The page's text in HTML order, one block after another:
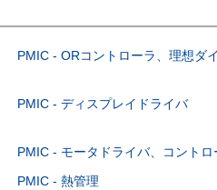
PMIC - ORコントローラ、理想ダ
PMIC - ディスプレイドライバ
PMIC - モータドライバ、コントロ
PMIC - 熱管理